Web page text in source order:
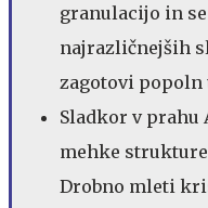
granulacijo in
najrazličnejših
zagotovi popoln
Sladkor v prahu
mehke
Drobno mleti